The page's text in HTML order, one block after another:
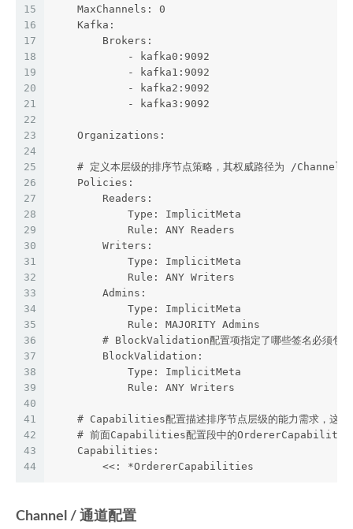
15
16
17
18
19
20
21
22
23
24
25
26
27
28
29
30
31
32
33
34
35
36
37
38
39
40
41
42
43
44
    MaxChannels: 0
    Kafka:
        Brokers:
            - kafka0:9092
            - kafka1:9092
            - kafka2:9092
            - kafka3:9092
    Organizations:
# 定义本层级的排序节点策略，其权威路径为 /
    Policies:
        Readers:
            Type: ImplicitMeta
            Rule: ANY Readers
        Writers:
            Type: ImplicitMeta
            Rule: ANY Writers
        Admins:
            Type: ImplicitMeta
            Rule: MAJORITY Admins
# BlockValidation配置项指定了哪些签名必须包含
        BlockValidation:
            Type: ImplicitMeta
            Rule: ANY Writers
# Capabilities配置描述排序节点层级的能力需求，这里
# 前面Capabilities配置段中的
    Capabilities:
        <<: *OrdererCapabilities
Channel / 通道配置